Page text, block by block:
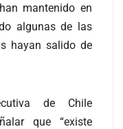
mantenido en
algunas de las
hayan salido de
de Chile
que “existe